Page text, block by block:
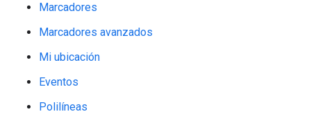
Marcadores
Marcadores avanzados
Mi ubicación
Eventos
Polilíneas